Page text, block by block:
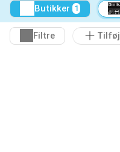
Butikker 1
Filtre Tilføj